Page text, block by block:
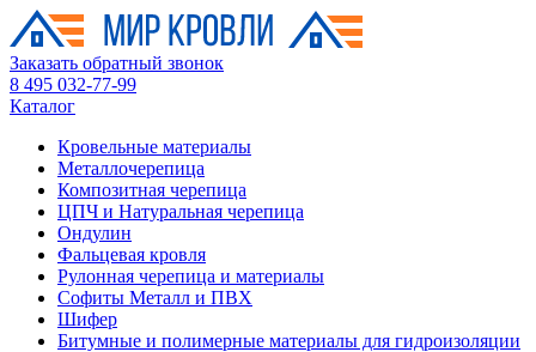
Заказать обратный звонок
8 495 032-77-99
Каталог
Кровельные материалы
Металлочерепица
Композитная черепица
ЦПЧ и Натуральная черепица
Ондулин
Фальцевая кровля
Рулонная черепица и материалы
Софиты Металл и ПВХ
Шифер
Битумные и полимерные материалы для гидроизоляции